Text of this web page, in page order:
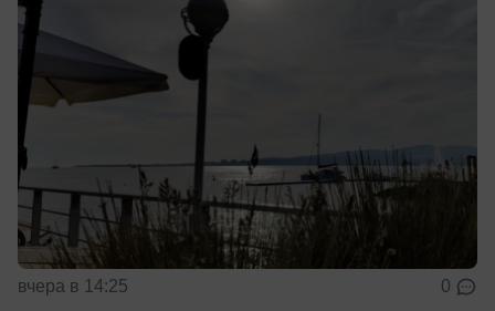
вчера в 14:25 0